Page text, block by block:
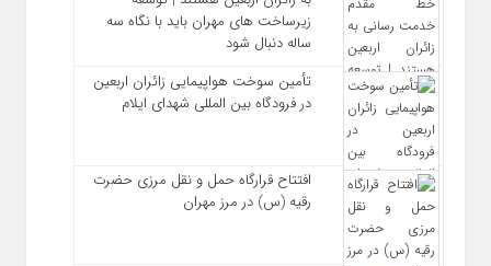
زیرساخت ‌های مهران باید با نگاه سه‌
ساله دنبال شود
تأمین سوخت هواپیمایی زائران اربعین
در فرودگاه بین المللی شهدای ایلام
افتتاح قرارگاه حمل‌ و نقل مرزی حضرت
رقیه (س) در مرز مهران